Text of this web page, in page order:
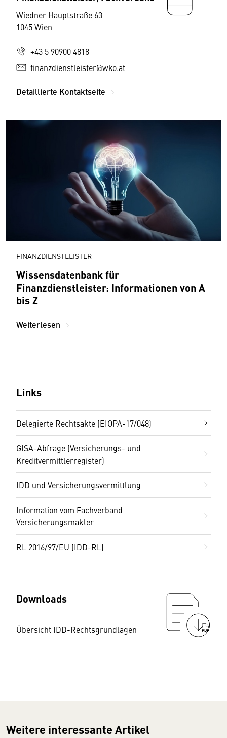
Wiedner Hauptstraße 63
1045 Wien
+43 5 90900 4818
finanzdienstleister@wko.at
Detaillierte Kontaktseite
FINANZDIENSTLEISTER
Wissensdatenbank für
Finanzdienstleister: Informationen von A
bis Z
Weiterlesen
Links
Delegierte Rechtsakte (EIOPA-17/048)
GISA-Abfrage (Versicherungs- und
Kreditvermittlerregister)
IDD und Versicherungsvermittlung
Information vom Fachverband
Versicherungsmakler
RL 2016/97/EU (IDD-RL)
Downloads
Übersicht IDD-Rechtsgrundlagen PDF
Weitere interessante Artikel